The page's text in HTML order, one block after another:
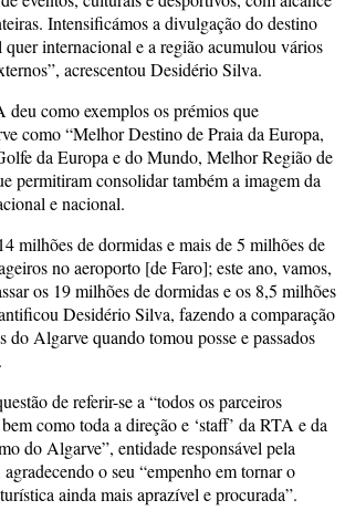
Intensificámos a divulgação do destino
internacional e a região acumulou vários
acrescentou Desidério Silva.
deu como exemplos os prémios que
como “Melhor Destino de Praia da Europa,
da Europa e do Mundo, Melhor Região de
permitiram consolidar também a imagem da
e nacional.
milhões de dormidas e mais de 5 milhões de
no aeroporto [de Faro]; este ano, vamos,
os 19 milhões de dormidas e os 8,5 milhões
Desidério Silva, fazendo a comparação
do Algarve quando tomou posse e passados
de referir-se a “todos os parceiros
como toda a direção e ‘staff’ da RTA e da
do Algarve”, entidade responsável pela
o seu “empenho em tornar o
ainda mais aprazível e procurada”.